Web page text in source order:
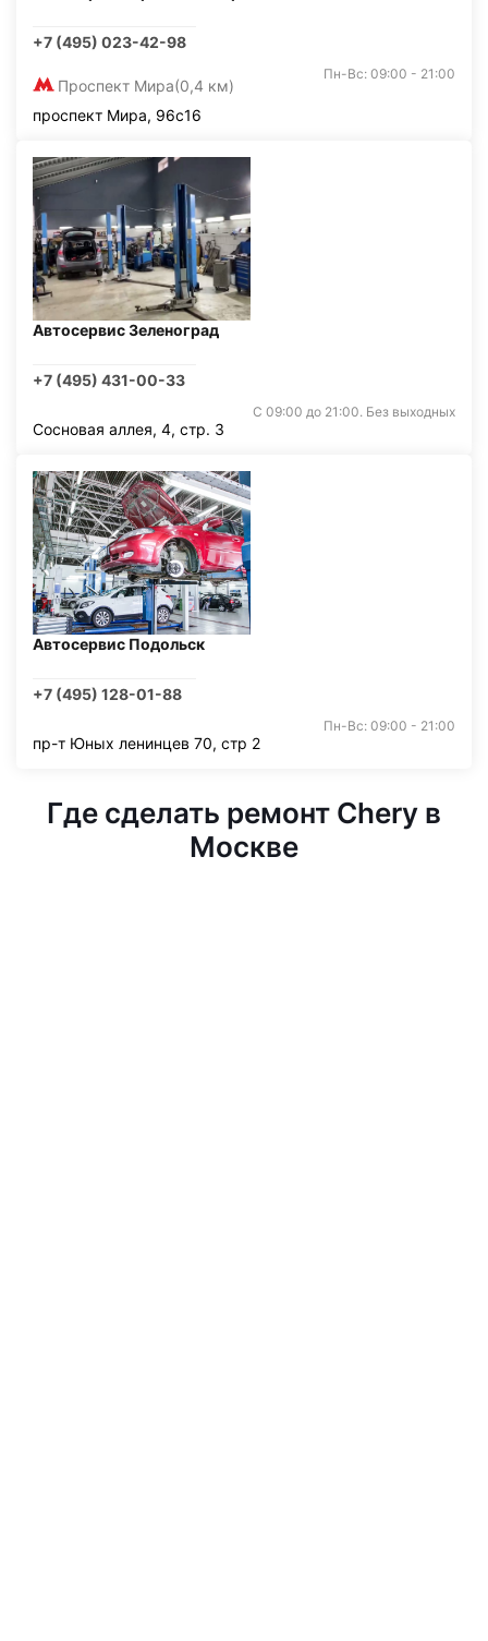
+7 (495) 023-42-98
Проспект Мира(0,4 км)
Пн-Вс: 09:00 - 21:00
проспект Мира, 96с16
Автосервис Зеленоград
+7 (495) 431-00-33
С 09:00 до 21:00. Без выходных
Сосновая аллея, 4, стр. 3
Автосервис Подольск
+7 (495) 128-01-88
Пн-Вс: 09:00 - 21:00
пр-т Юных ленинцев 70, стр 2
Где сделать ремонт Chery в
Москве